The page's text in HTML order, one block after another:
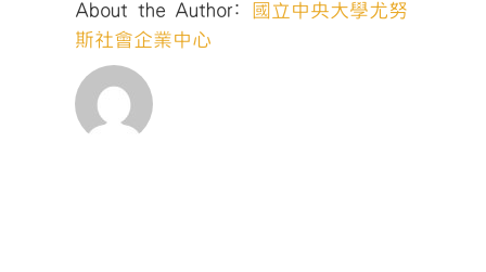
About the Author:
國立中央大學尤努
斯社會企業中心